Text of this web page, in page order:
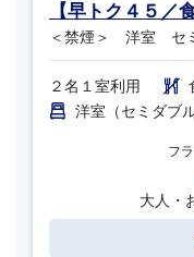
【早トク４５／
＜禁煙＞ 洋室 セミ
２名１室利用
洋室（セミダブル
フ
大人・